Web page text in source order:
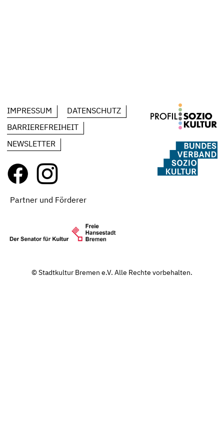
IMPRESSUM
DATENSCHUTZ
BARRIEREFREIHEIT
NEWSLETTER
Partner und Förderer
© Stadtkultur Bremen e.V. Alle Rechte vorbehalten.